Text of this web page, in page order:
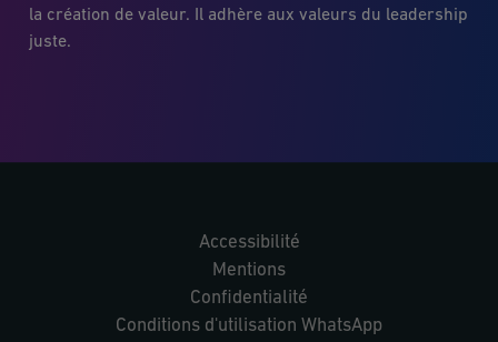
la création de valeur. Il adhère aux valeurs du leadership
juste.
Accessibilité
Mentions
Confidentialité
Conditions d'utilisation WhatsApp